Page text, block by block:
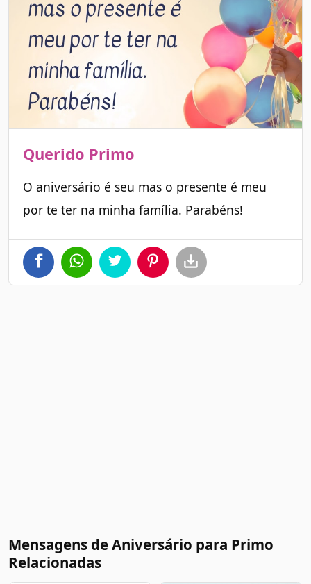
Querido Primo
O aniversário é seu mas o presente é meu
por te ter na minha família. Parabéns!
Mensagens de Aniversário para Primo
Relacionadas